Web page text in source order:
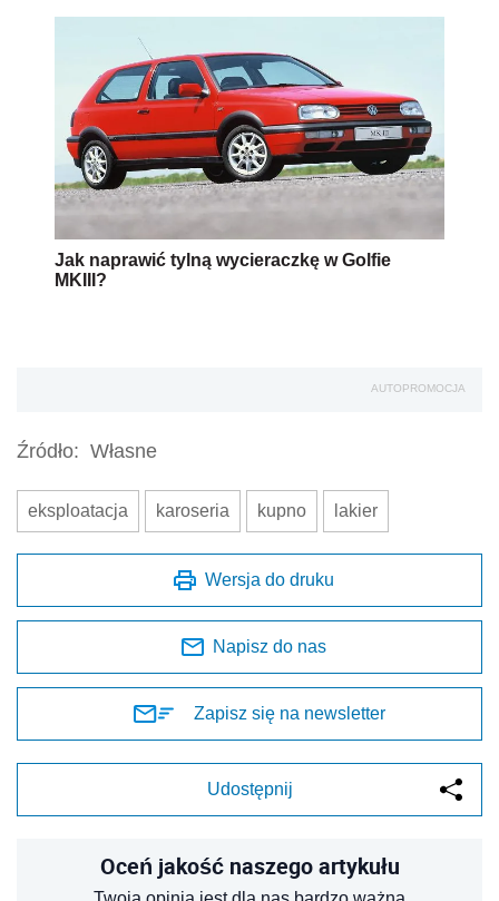
Jak naprawić tylną wycieraczkę w Golfie
MKIII?
AUTOPROMOCJA
Źródło: Własne
eksploatacja karoseria kupno lakier
Wersja do druku
Napisz do nas
Zapisz się na newsletter
Udostępnij
Oceń jakość naszego artykułu